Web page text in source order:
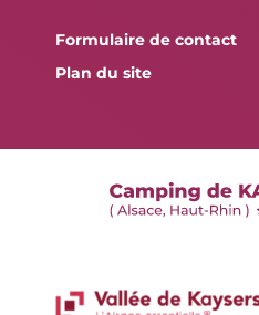
Formulaire de contact
Plan du site